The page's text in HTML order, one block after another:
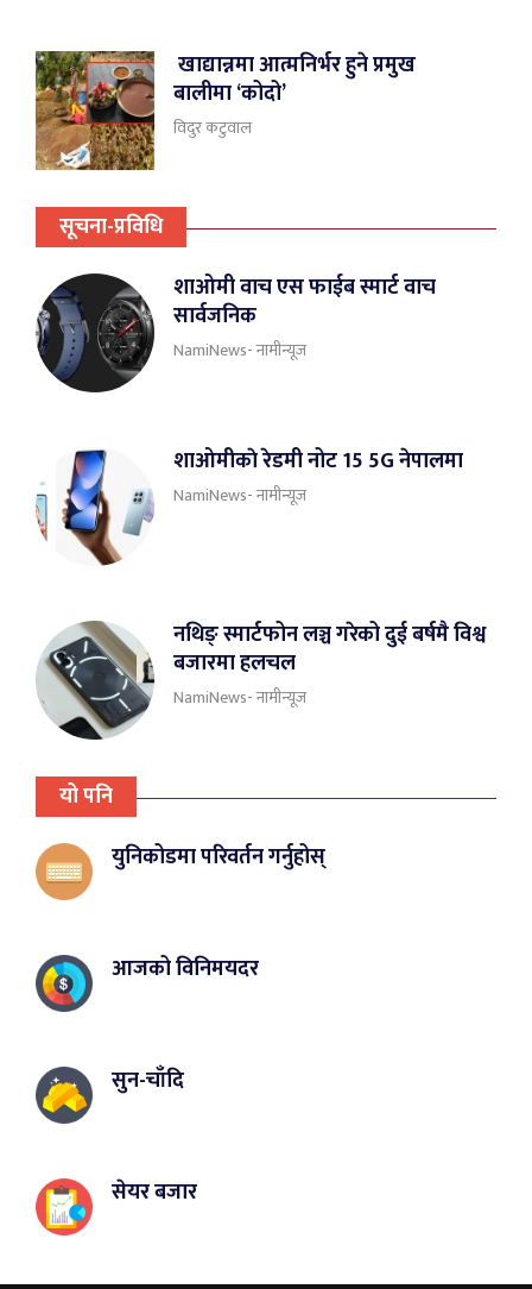
खाद्यान्नमा आत्मनिर्भर हुने प्रमुख
बालीमा ‘कोदो’
विदुर कटुवाल
सूचना-प्रविधि
शाओमी वाच एस फाईब स्मार्ट वाच
सार्वजनिक
NamiNews- नामीन्यूज
शाओमीकाे रेडमी नोट 15 5G नेपालमा
NamiNews- नामीन्यूज
नथिङ् स्मार्टफोन लञ्च गरेको दुई बर्षमै विश्व
बजारमा हलचल
NamiNews- नामीन्यूज
यो पनि
युनिकोडमा परिवर्तन गर्नुहोस्
आजको विनिमयदर
सुन-चाँदि
सेयर बजार